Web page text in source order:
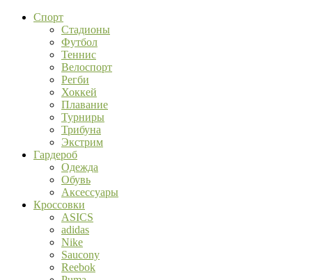
Спорт
Стадионы
Футбол
Теннис
Велоспорт
Регби
Хоккей
Плавание
Турниры
Трибуна
Экстрим
Гардероб
Одежда
Обувь
Аксессуары
Кроссовки
ASICS
adidas
Nike
Saucony
Reebok